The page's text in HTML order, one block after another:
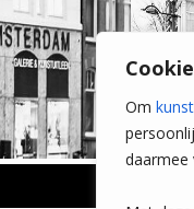
Om
daarmee